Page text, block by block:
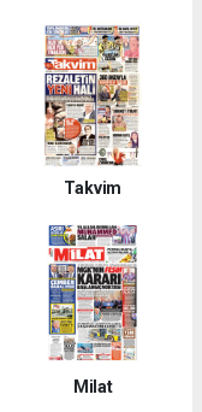
Takvim
Milat